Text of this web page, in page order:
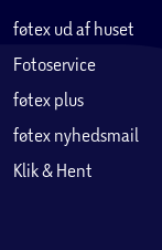
føtex ud af huset
Fotoservice
føtex plus
føtex nyhedsmail
Klik & Hent